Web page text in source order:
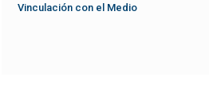
Vinculación con el Medio